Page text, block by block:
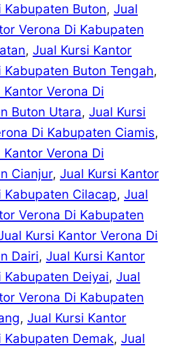
Kabupaten Buton, Jual
Verona Di Kabupaten
, Jual Kursi Kantor
Kabupaten Buton Tengah
Kantor Verona Di
Buton Utara, Jual Kursi
Di Kabupaten Ciamis
Kantor Verona Di
Cianjur, Jual Kursi Kantor
Kabupaten Cilacap, Jual
Verona Di Kabupaten
Kursi Kantor Verona Di
Dairi, Jual Kursi Kantor
Kabupaten Deiyai, Jual
Verona Di Kabupaten
, Jual Kursi Kantor
Kabupaten Demak, Jual